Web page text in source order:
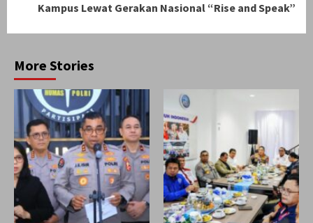
Kampus Lewat Gerakan Nasional “Rise and Speak”
More Stories